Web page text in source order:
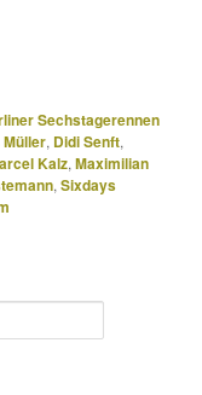
Sechstagerennen
, Didi Senft,
Kalz,Maximilian
,Sixdays